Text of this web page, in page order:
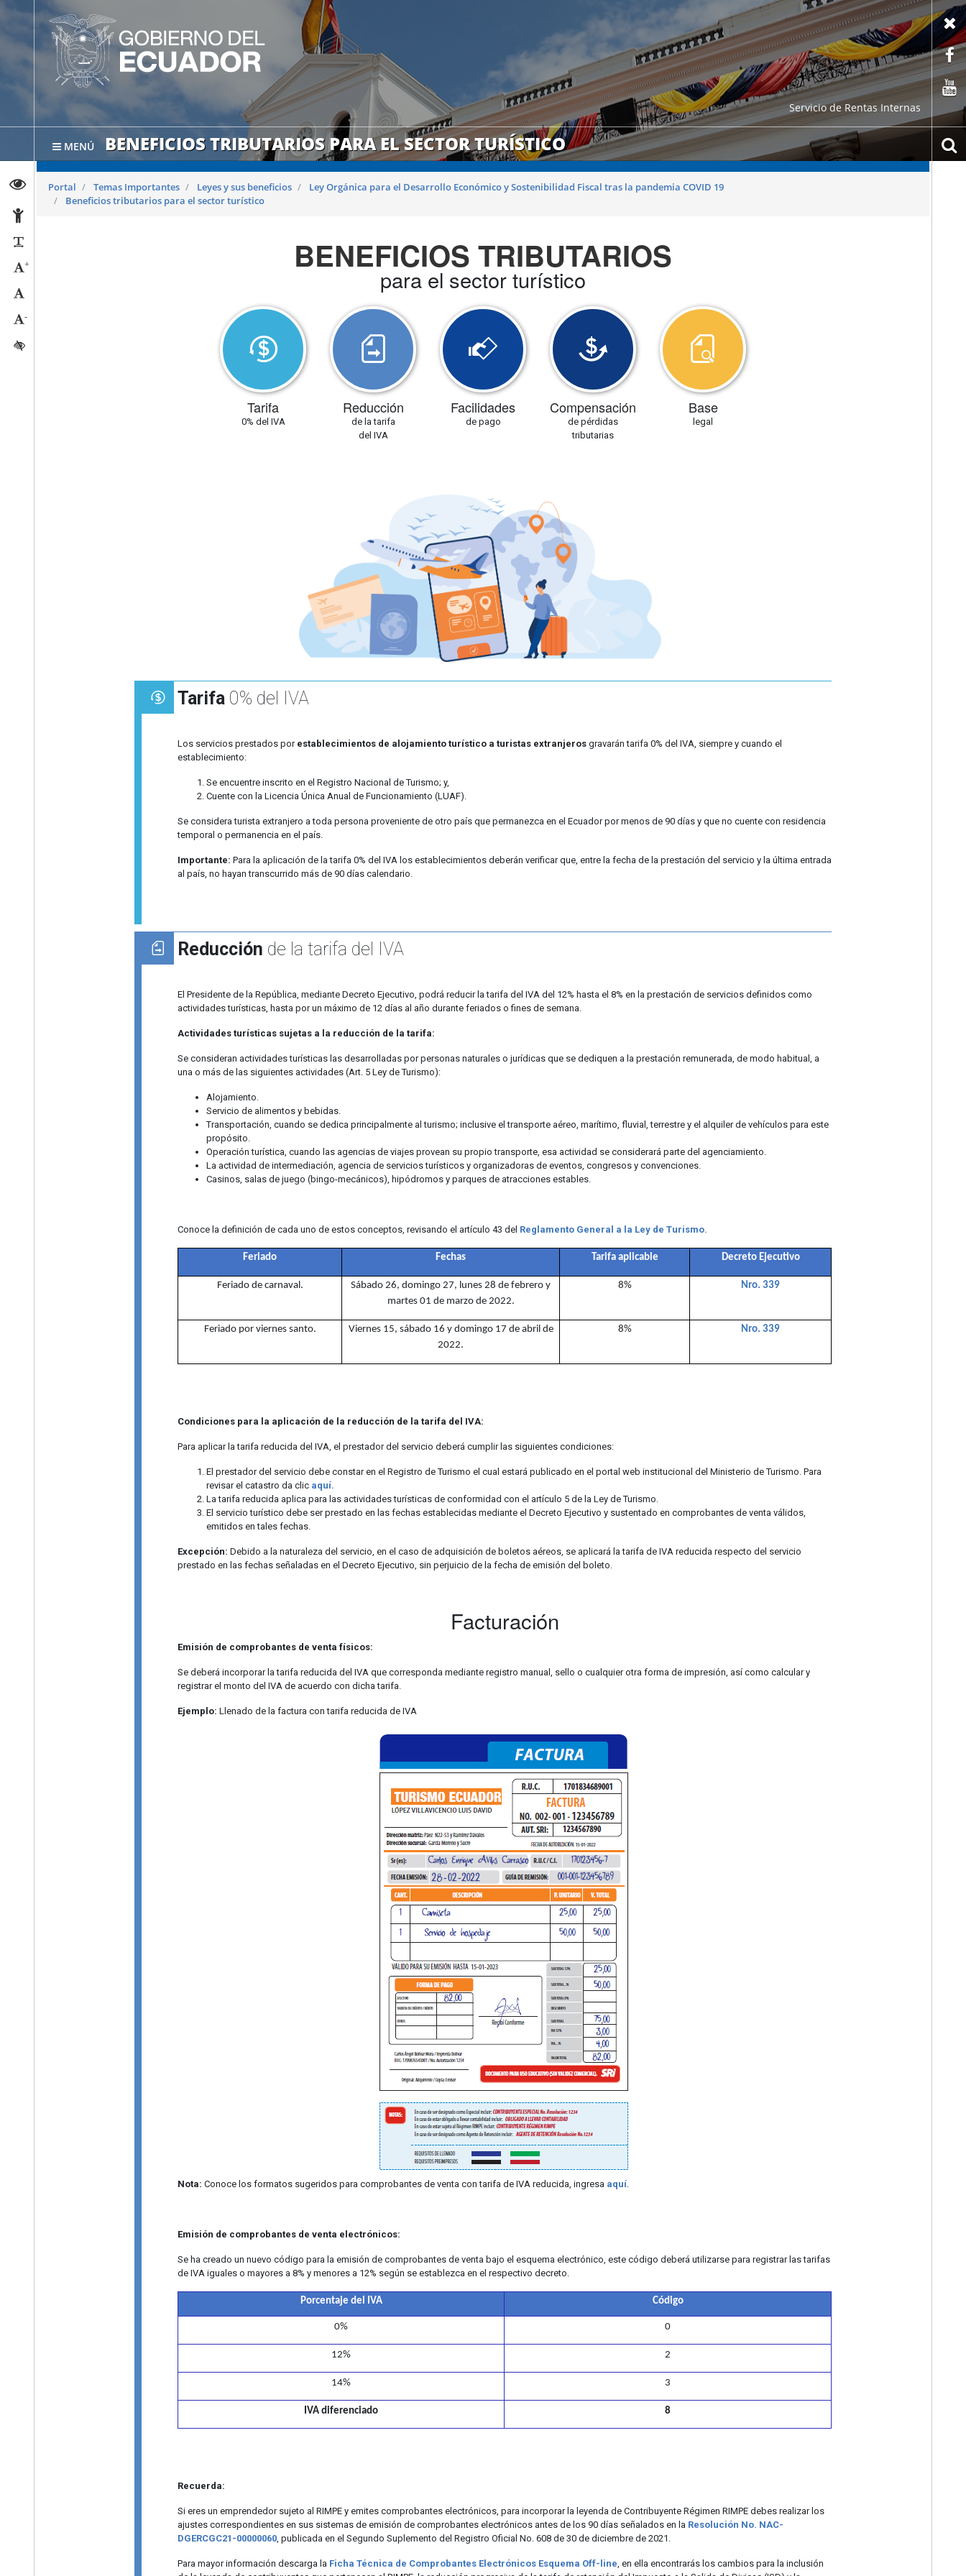
Servicio de Rentas Internas
MENÚ BENEFICIOS TRIBUTARIOS PARA EL SECTOR TURÍSTICO
Abrir página de Transparencia
Abrir página de Accesibilidad
Reducir párrafos
+
-Reducir tamaño caracteres
Activar/quitar contraste
Portal Temas Importantes Leyes y sus beneficios
Ley Orgánica para el Desarrollo Económico y Sostenibilidad Fiscal tras la pandemia COVID 19
Beneficios tributarios para el sector turístico
BENEFICIOS TRIBUTARIOS
para el sector turístico
Tarifa
0% del IVA
Reducción
de la tarifa
del IVA
Facilidades
de pago
Compensación
de pérdidas
tributarias
Base
legal
Tarifa 0% del IVA
Los servicios prestados por establecimientos de alojamiento turístico a turistas extranjeros gravarán tarifa 0% del IVA, siempre y cuando el
establecimiento:
Se encuentre inscrito en el Registro Nacional de Turismo; y,
Cuente con la Licencia Única Anual de Funcionamiento (LUAF).
Se considera turista extranjero a toda persona proveniente de otro país que permanezca en el Ecuador por menos de 90 días y que no cuente con residencia
temporal o permanencia en el país.
Importante: Para la aplicación de la tarifa 0% del IVA los establecimientos deberán verificar que, entre la fecha de la prestación del servicio y la última entrada
al país, no hayan transcurrido más de 90 días calendario.
Reducción de la tarifa del IVA
El Presidente de la República, mediante Decreto Ejecutivo, podrá reducir la tarifa del IVA del 12% hasta el 8% en la prestación de servicios definidos como
actividades turísticas, hasta por un máximo de 12 días al año durante feriados o fines de semana.
Actividades turísticas sujetas a la reducción de la tarifa:
Se consideran actividades turísticas las desarrolladas por personas naturales o jurídicas que se dediquen a la prestación remunerada, de modo habitual, a
una o más de las siguientes actividades (Art. 5 Ley de Turismo):
Alojamiento.
Servicio de alimentos y bebidas.
Transportación, cuando se dedica principalmente al turismo; inclusive el transporte aéreo, marítimo, fluvial, terrestre y el alquiler de vehículos para este
propósito.
Operación turística, cuando las agencias de viajes provean su propio transporte, esa actividad se considerará parte del agenciamiento.
La actividad de intermediación, agencia de servicios turísticos y organizadoras de eventos, congresos y convenciones.
Casinos, salas de juego (bingo-mecánicos), hipódromos y parques de atracciones estables.
Conoce la definición de cada uno de estos conceptos, revisando el artículo 43 del Reglamento General a la Ley de Turismo.
Feriado Fechas Tarifa aplicable Decreto Ejecutivo
Feriado de carnaval.
Sábado 26, domingo 27, lunes 28 de febrero y
martes 01 de marzo de 2022.
8% Nro. 339
Feriado por viernes santo.
Viernes 15, sábado 16 y domingo 17 de abril de
2022.
8% Nro. 339
Condiciones para la aplicación de la reducción de la tarifa del IVA:
Para aplicar la tarifa reducida del IVA, el prestador del servicio deberá cumplir las siguientes condiciones:
El prestador del servicio debe constar en el Registro de Turismo el cual estará publicado en el portal web institucional del Ministerio de Turismo. Para
revisar el catastro da clic aquí.
La tarifa reducida aplica para las actividades turísticas de conformidad con el artículo 5 de la Ley de Turismo.
El servicio turístico debe ser prestado en las fechas establecidas mediante el Decreto Ejecutivo y sustentado en comprobantes de venta válidos,
emitidos en tales fechas.
Excepción: Debido a la naturaleza del servicio, en el caso de adquisición de boletos aéreos, se aplicará la tarifa de IVA reducida respecto del servicio
prestado en las fechas señaladas en el Decreto Ejecutivo, sin perjuicio de la fecha de emisión del boleto.
Facturación
Emisión de comprobantes de venta físicos:
Se deberá incorporar la tarifa reducida del IVA que corresponda mediante registro manual, sello o cualquier otra forma de impresión, así como calcular y
registrar el monto del IVA de acuerdo con dicha tarifa.
Ejemplo: Llenado de la factura con tarifa reducida de IVA
Nota: Conoce los formatos sugeridos para comprobantes de venta con tarifa de IVA reducida, ingresa aquí
Emisión de comprobantes de venta electrónicos:
Se ha creado un nuevo código para la emisión de comprobantes de venta bajo el esquema electrónico, este código deberá utilizarse para registrar las tarifas
de IVA iguales o mayores a 8% y menores a 12% según se establezca en el respectivo decreto.
Porcentaje del IVA Código
0% 0
12% 2
14% 3
IVA diferenciado 8
Recuerda:
Si eres un emprendedor sujeto al RIMPE y emites comprobantes electrónicos, para incorporar la leyenda de Contribuyente Régimen RIMPE debes realizar los
ajustes correspondientes en sus sistemas de emisión de comprobantes electrónicos antes de los 90 días señalados en la Resolución No. NAC-
DGERCGC21-00000060 , publicada en el Segundo Suplemento del Registro Oficial No. 608 de 30 de diciembre de 2021.
Para mayor información descarga la Ficha Técnica de Comprobantes Electrónicos Esquema Off-line , en ella encontrarás los cambios para la inclusión